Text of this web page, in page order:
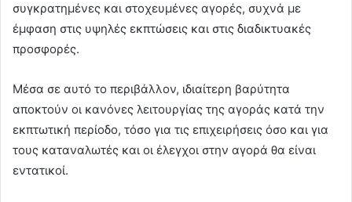
συγκρατημένες και στοχευμένες αγορές, συχνά με
έμφαση στις υψηλές εκπτώσεις και στις διαδικτυακές
προσφορές.
Μέσα σε αυτό το περιβάλλον, ιδιαίτερη βαρύτητα
αποκτούν οι κανόνες λειτουργίας της αγοράς κατά την
εκπτωτική περίοδο, τόσο για τις επιχειρήσεις όσο και για
τους καταναλωτές και οι έλεγχοι στην αγορά θα είναι
εντατικοί.